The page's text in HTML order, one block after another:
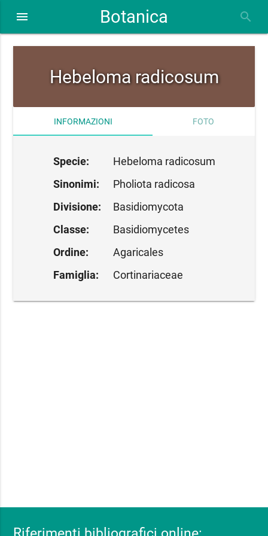
Botanica search
menu
Hebeloma radicosum
INFORMAZIONI FOTO
Specie:
Hebeloma radicosum
Sinonimi:
Pholiota radicosa
Divisione:
Basidiomycota
Classe:
Basidiomycetes
Ordine:
Agaricales
Famiglia:
Cortinariaceae